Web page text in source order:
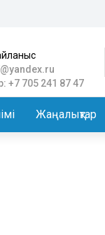
+7 705 241 87 47
Жаңалықтар